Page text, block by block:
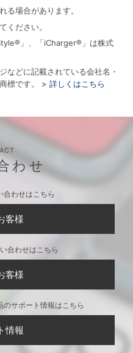
る場合があります。
ください。
」、「iCharger®」は株式
などに記載されている会社名・
標です。
> 詳しくはこちら
わせ
合わせはこちら
客様
合わせはこちら
客様
サポート情報はこちら
情報